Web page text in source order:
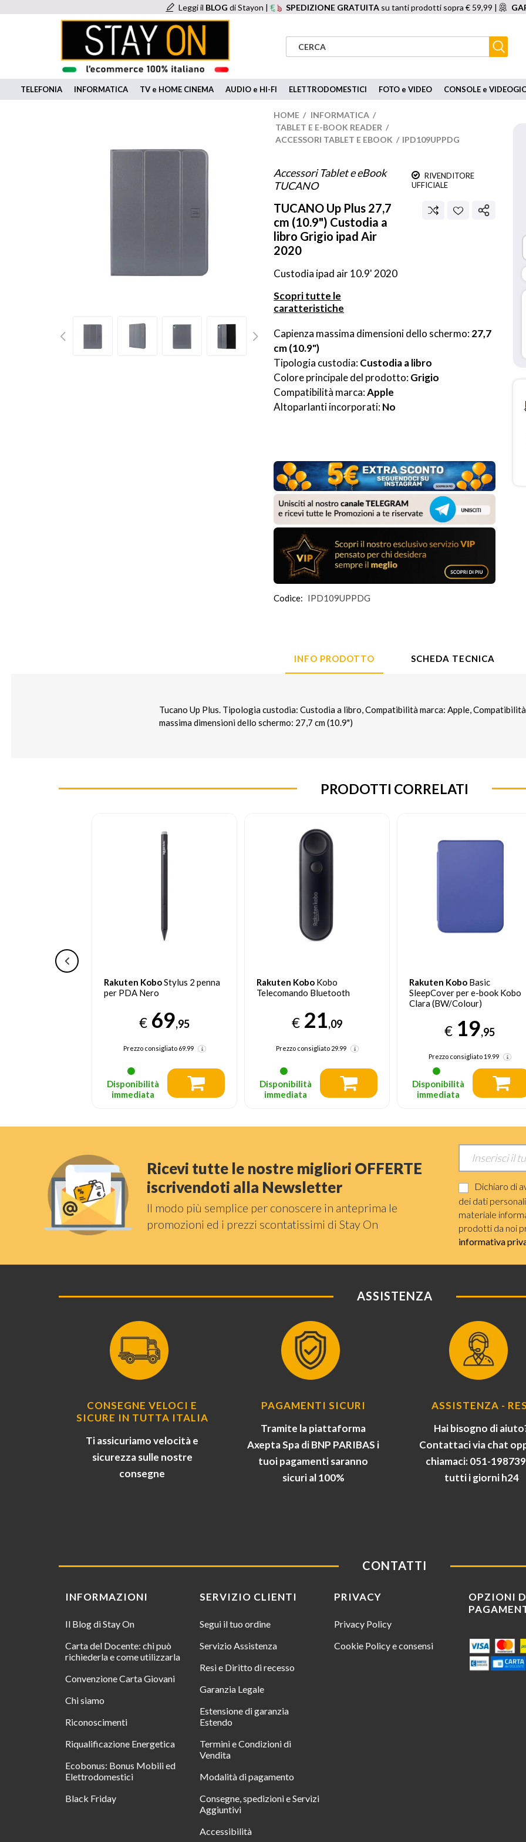
Leggi il BLOG di Stayon | SPEDIZIONE GRATUITA su tanti prodotti sopra € 59,99 |
TELEFONIA INFORMATICA TV e HOME CINEMA AUDIO e HI-FI ELETTRODOMESTICI FOTO e VIDEO CONSOLE e
HOME / INFORMATICA /
TABLET E E-BOOK READER /
ACCESSORI TABLET E EBOOK / IPD109UPPDG
Accessori Tablet e eBook
TUCANO
RIVENDITORE
UFFICIALE
TUCANO Up Plus 27,7
cm (10.9") Custodia a
libro Grigio ipad Air
2020
Custodia ipad air 10.9' 2020
Scopri tutte le
caratteristiche
Capienza massima dimensioni dello schermo: 27,7
cm (10.9")
Tipologia custodia: Custodia a libro
Colore principale del prodotto: Grigio
Compatibilità marca: Apple
Altoparlanti incorporati: No
Codice: IPD109UPPDG
INFO PRODOTTO SCHEDA TECNICA
Tucano Up Plus. Tipologia custodia: Custodia a libro, Compatibilità marca: Apple,
massima dimensioni dello schermo: 27,7 cm (10.9")
PRODOTTI CORRELATI
Rakuten KoboKobo
Telecomando Bluetooth
€ 21,09
Prezzo consigliato29.99
Disponibilità
immediata
Rakuten Kobo Basic
SleepCover per e-book Kobo
€ 19,95
Disponibilità
immediata
Rakuten Kobo Kobo
Telecomando Bluetooth white
€ 29
Disponibilità
immediata
Ricevi tutte le nostre migliori OFFERTE
iscrivendoti alla Newsletter
Il modo più semplice per conoscere in anteprima le
promozioni ed i prezzi scontatissimi di Stay On
Dichiaro di
dei dati
materiale
prodotti da noi
informativa
ASSISTENZA
CONSEGNE VELOCI E
SICURE IN TUTTA ITALIA
Ti assicuriamo velocità e
sicurezza sulle nostre
consegne
PAGAMENTI SICURI
Tramite la piattaforma
Axepta Spa di BNP PARIBAS i
tuoi pagamenti saranno
sicuri al 100%
ASSISTENZA -
Hai bisogno di
Contattaci via chat
chiamaci: 051-
tutti i giorni h24
CONTATTI
INFORMAZIONI
Il Blog di Stay On
Carta del Docente: chi può
richiederla e come utilizzarla
Convenzione Carta Giovani
Chi siamo
Riconoscimenti
Riqualificazione Energetica
Ecobonus: Bonus Mobili ed
Elettrodomestici
Black Friday
SERVIZIO CLIENTI
Segui il tuo ordine
Servizio Assistenza
Resi e Diritto di recesso
Garanzia Legale
Estensione di garanzia
Estendo
Termini e Condizioni di
Vendita
Modalità di pagamento
Consegne, spedizioni e Servizi
Aggiuntivi
Accessibilità
PRIVACY
Privacy Policy
Cookie Policy e consensi
OPZIONI